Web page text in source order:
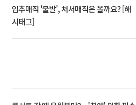
입추매직 '불발', 처서매직은 올까요? [해
시태그]